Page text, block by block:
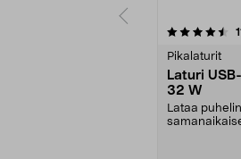
Pikalaturit
Laturi
32 W
Lataa